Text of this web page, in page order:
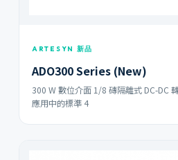
ARTESYN 新品
ADO300 Series (New)
300 W 數位介面 1/8 磚隔離式 DC-DC
應用中的標準 4